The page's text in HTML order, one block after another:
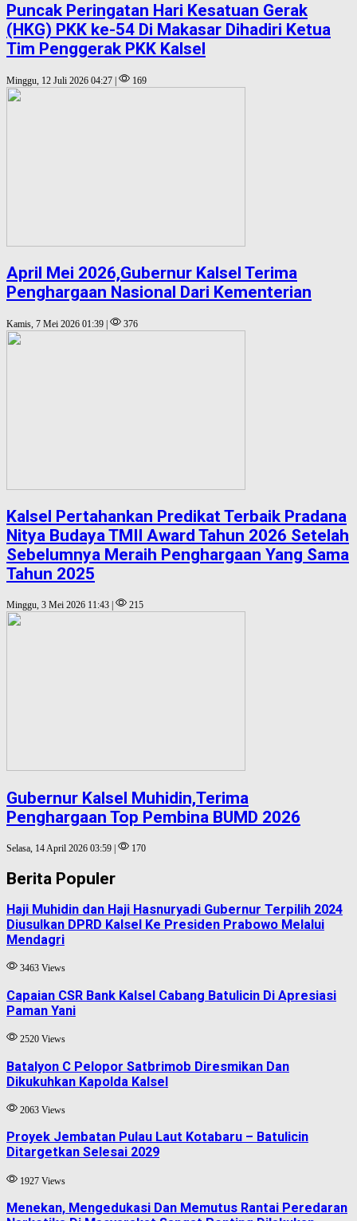
Puncak Peringatan Hari Kesatuan Gerak
(HKG) PKK ke-54 Di Makasar Dihadiri Ketua
Tim Penggerak PKK Kalsel
Minggu, 12 Juli 2026 04:27 | 169
April Mei 2026,Gubernur Kalsel Terima
Penghargaan Nasional Dari Kementerian
Kamis, 7 Mei 2026 01:39 | 376
Kalsel Pertahankan Predikat Terbaik Pradana
Nitya Budaya TMII Award Tahun 2026 Setelah
Sebelumnya Meraih Penghargaan Yang Sama
Tahun 2025
Minggu, 3 Mei 2026 11:43 | 215
Gubernur Kalsel Muhidin,Terima
Penghargaan Top Pembina BUMD 2026
Selasa, 14 April 2026 03:59 | 170
Berita Populer
Haji Muhidin dan Haji Hasnuryadi Gubernur Terpilih 2024
Diusulkan DPRD Kalsel Ke Presiden Prabowo Melalui
Mendagri
3463 Views
Capaian CSR Bank Kalsel Cabang Batulicin Di Apresiasi
Paman Yani
2520 Views
Batalyon C Pelopor Satbrimob Diresmikan Dan
Dikukuhkan Kapolda Kalsel
2063 Views
Proyek Jembatan Pulau Laut Kotabaru – Batulicin
Ditargetkan Selesai 2029
1927 Views
Menekan, Mengedukasi Dan Memutus Rantai Peredaran